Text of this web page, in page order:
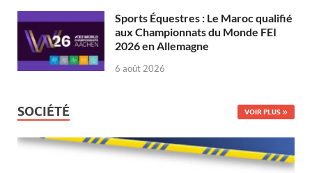
Sports Équestres : Le Maroc qualifié
aux Championnats du Monde FEI
2026 en Allemagne
6 août 2026
SOCIÉTÉ VOIR PLUS